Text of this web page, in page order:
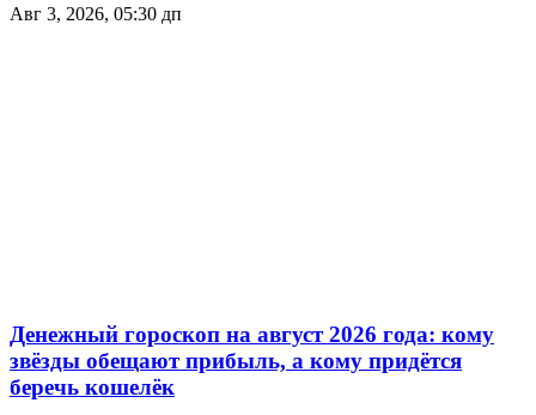
Авг 3, 2026, 05:30 дп
Денежный гороскоп на август 2026 года: кому
звёзды обещают прибыль, а кому придётся
беречь кошелёк